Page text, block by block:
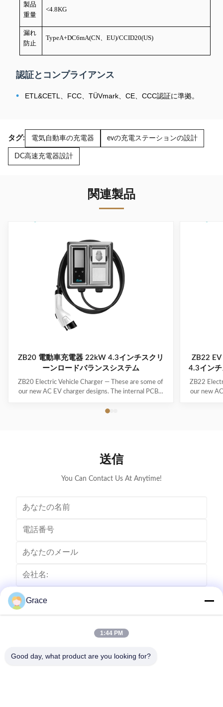
製品
重量
<4.8KG
漏れ
防止
TypeA+DC6mA(CN、EU)/CCID20(US)
認証とコンプライアンス
• ETL&CETL、FCC、TÜVmark、CE、CCC認証に準拠。
タグ: 電気自動車の充電器 evの充電ステーションの設計
DC高速充電器設計
関連製品
ZB20 電動車充電器 22kW 4.3インチスクリ
ーンロードバランスシステム
ZB20 Electric Vehicle Charger — These are some of
our new AC EV charger designs. The internal PCBA
only the exteriors/enclosures are new, and they’re
ZB22
4.3イン
ZB22
our new
送信
You Can Contact Us At Anytime!
送りなさい
Grace
1:44 PM
Good day, what product are you looking for?